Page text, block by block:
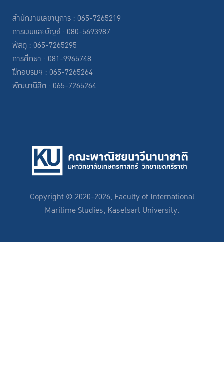
สำนักงานเลขานุการ : 065-7265219
การเงินและบัญชี : 080-5693987
พัสดุ : 065-7265295
การศึกษา : 081-9965748
ฝึกอบรมฯ : 065-7265264
พัฒนานิสิต : 065-7265264
Copyright © 2020-2026, Faculty of International
Maritime Studies, Kasetsart University.